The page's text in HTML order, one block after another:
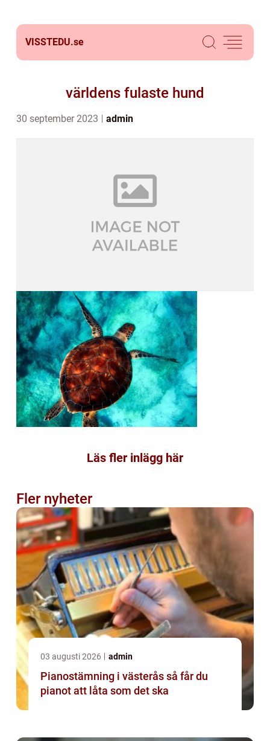
VISSTEDU.se
världens fulaste hund
30 september 2023 admin
Läs fler inlägg här
Fler nyheter
03 augusti 2026 admin
Pianostämning i västerås så får du
pianot att låta som det ska